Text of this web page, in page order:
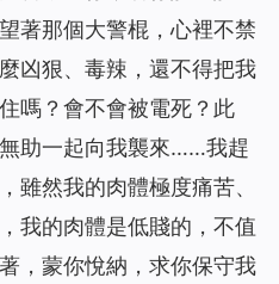
著那個大警棍，心裡不禁
凶狠、毒辣，還不得把我
嗎？會不會被電死？此
助一起向我襲來……我趕
雖然我的肉體極度痛苦、
我的肉體是低賤的，不值
，蒙你悅納，求你保守我